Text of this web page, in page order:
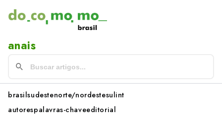
anais
brasilsudestenorte/nordestesulint
autorespalavras-chaveeditorial